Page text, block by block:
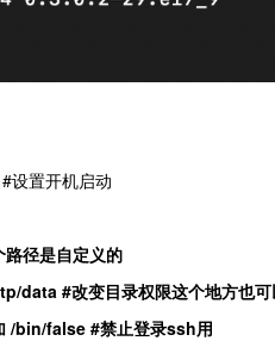
设置开机启动
路径是自定义的
#改变目录权限这个地方也
/bin/false #禁止登录ssh用